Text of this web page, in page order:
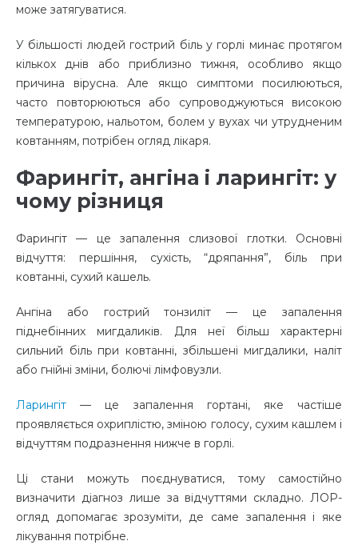
може затягуватися.
У більшості людей гострий біль у горлі минає протягом
кількох днів або приблизно тижня, особливо якщо
причина вірусна. Але якщо симптоми посилюються,
часто повторюються або супроводжуються високою
температурою, нальотом, болем у вухах чи утрудненим
ковтанням, потрібен огляд лікаря.
Фарингіт, ангіна і ларингіт: у
чому різниця
Фарингіт — це запалення слизової глотки. Основні
відчуття: першіння, сухість, “дряпання”, біль при
ковтанні, сухий кашель.
Ангіна або гострий тонзиліт — це запалення
піднебінних мигдаликів. Для неї більш характерні
сильний біль при ковтанні, збільшені мигдалики, наліт
або гнійні зміни, болючі лімфовузли.
Ларингіт — це запалення гортані, яке частіше
проявляється охриплістю, зміною голосу, сухим кашлем і
відчуттям подразнення нижче в горлі.
Ці стани можуть поєднуватися, тому самостійно
визначити діагноз лише за відчуттями складно. ЛОР-
огляд допомагає зрозуміти, де саме запалення і яке
лікування потрібне.